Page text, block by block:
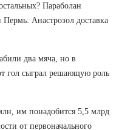
Параболан
Анастрозол доставка
два мяча, но в
гол сыграл решающую роль
им понадобится 5,5 млрд
от первоначального